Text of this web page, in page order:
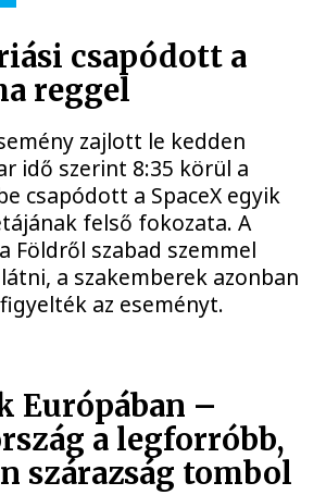
csapódott a
reggel
zajlott le kedden
idő szerint 8:35 körül a
csapódott a SpaceX egyik
felső fokozata. A
Földről szabad szemmel
a szakemberek azonban
az eseményt.
Európában –
a legforróbb,
szárazság tombol